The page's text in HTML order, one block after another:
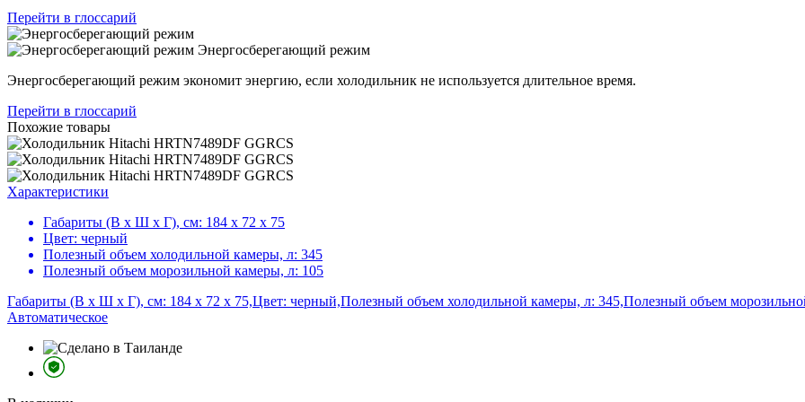
Перейти в глоссарий
Энергосберегающий режим
Энергосберегающий режим экономит энергию, если холодильник не используется длительное время.
Перейти в глоссарий
Похожие товары
Характеристики
Габариты (В х Ш х Г), см: 184 х 72 х 75
Цвет: черный
Полезный объем холодильной камеры, л: 345
Полезный объем морозильной камеры, л: 105
Габариты (В х Ш х Г), см: 184 х 72 х 75,Цвет: черный,Полезный объем холодильной камеры, л: 345,Полезный объем
Автоматическое